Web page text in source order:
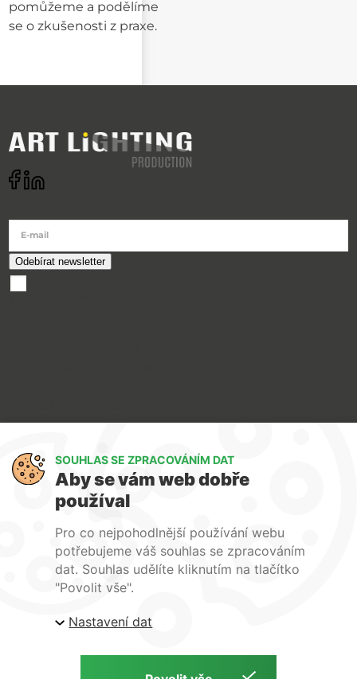
pomůžeme a podělíme
se o zkušenosti z praxe.
E-mail
O nás
Kontakty
| ARTlighting.cz, Komenského 427 Újezd u Brna, 664
Copyright © 2026 | ARTlighting.cz | by
SOUHLAS SE ZPRACOVÁNÍM DAT
Aby se vám web dobře
používal
Pro co nejpohodlnější používání webu
potřebujeme váš souhlas se zpracováním
dat. Souhlas udělíte kliknutím na tlačítko
"Povolit vše".
Nastavení dat